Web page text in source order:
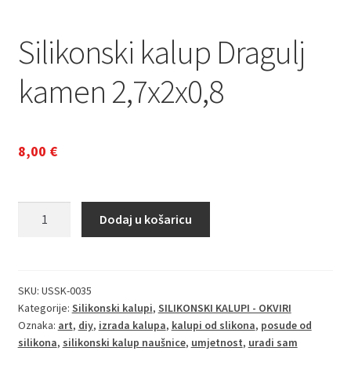
Silikonski kalup Dragulj
kamen 2,7x2x0,8
8,00 €
2,7x2x0,8
količina
Dodaj u košaricu
SKU: USSK-0035
Kategorije: Silikonski kalupi, SILIKONSKI KALUPI - OKVIRI
Oznaka: art, diy, izrada kalupa, kalupi od slikona, posude od
silikona, silikonski kalup naušnice, umjetnost, uradi sam